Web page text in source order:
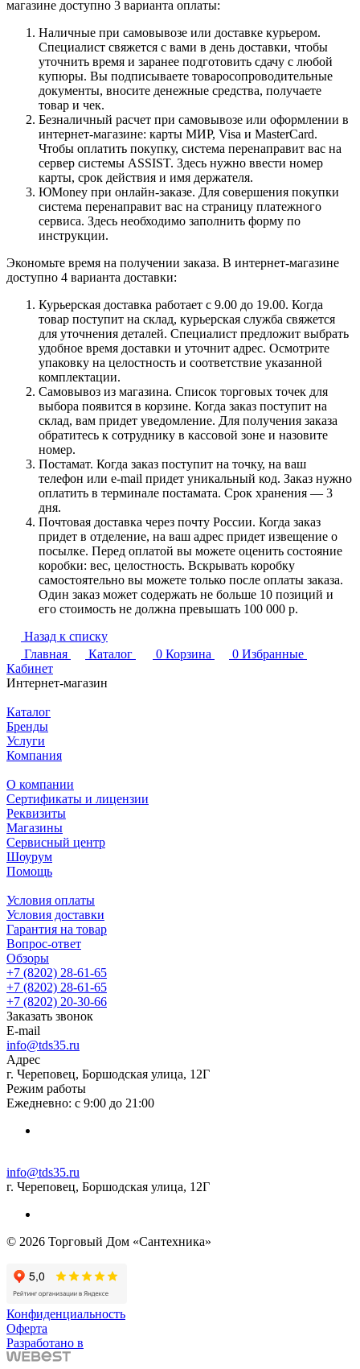
магазине доступно 3 варианта оплаты:
Наличные при самовывозе или доставке курьером.
Специалист свяжется с вами в день доставки, чтобы
уточнить время и заранее подготовить сдачу с любой
купюры. Вы подписываете товаросопроводительные
документы, вносите денежные средства, получаете
товар и чек.
Безналичный расчет при самовывозе или оформлении в
интернет-магазине: карты МИР, Visa и MasterCard.
Чтобы оплатить покупку, система перенаправит вас на
сервер системы ASSIST. Здесь нужно ввести номер
карты, срок действия и имя держателя.
ЮMoney при онлайн-заказе. Для совершения покупки
система перенаправит вас на страницу платежного
сервиса. Здесь необходимо заполнить форму по
инструкции.
Экономьте время на получении заказа. В интернет-магазине
доступно 4 варианта доставки:
Курьерская доставка работает с 9.00 до 19.00. Когда
товар поступит на склад, курьерская служба свяжется
для уточнения деталей. Специалист предложит выбрать
удобное время доставки и уточнит адрес. Осмотрите
упаковку на целостность и соответствие указанной
комплектации.
Самовывоз из магазина. Список торговых точек для
выбора появится в корзине. Когда заказ поступит на
склад, вам придет уведомление. Для получения заказа
обратитесь к сотруднику в кассовой зоне и назовите
номер.
Постамат. Когда заказ поступит на точку, на ваш
телефон или e-mail придет уникальный код. Заказ нужно
оплатить в терминале постамата. Срок хранения — 3
дня.
Почтовая доставка через почту России. Когда заказ
придет в отделение, на ваш адрес придет извещение о
посылке. Перед оплатой вы можете оценить состояние
коробки: вес, целостность. Вскрывать коробку
самостоятельно вы можете только после оплаты заказа.
Один заказ может содержать не больше 10 позиций и
его стоимость не должна превышать 100 000 р.
Назад к списку
Главная
Каталог 0 Корзина 0 Избранные
Кабинет
Интернет-магазин
Каталог
Бренды
Услуги
Компания
О компании
Сертификаты и лицензии
Реквизиты
Магазины
Сервисный центр
Шоурум
Помощь
Условия оплаты
Условия доставки
Гарантия на товар
Вопрос-ответ
Обзоры
+7 (8202) 28‑61-65
+7 (8202) 28‑61-65
+7 (8202) 20‑30-66
Заказать звонок
E-mail
info@tds35.ru
Адрес
г. Череповец, Боршодская улица, 12Г
Режим работы
Ежедневно: с 9:00 до 21:00
info@tds35.ru
г. Череповец, Боршодская улица, 12Г
© 2026 Торговый Дом «Сантехника»
Конфиденциальность
Оферта
Разработано в